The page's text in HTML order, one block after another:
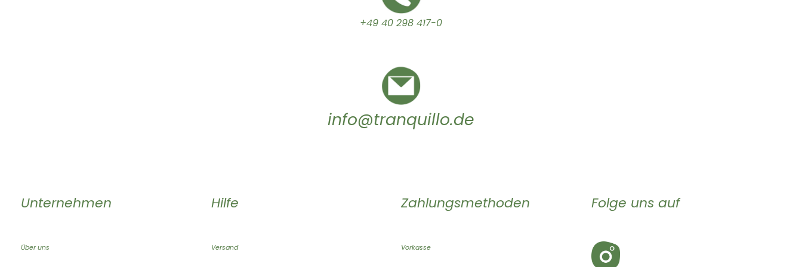
+49 40 298 417-0
info@tranquillo.de
Unternehmen
Über uns
Hilfe
Versand
Zahlungsmethoden
Vorkasse
Folge uns auf